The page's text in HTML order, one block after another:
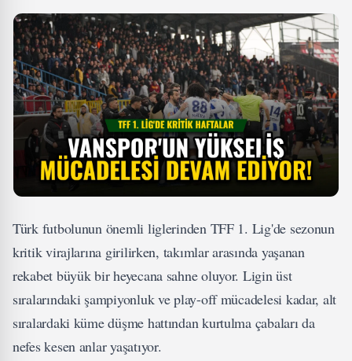
Türk futbolunun önemli liglerinden TFF 1. Lig'de sezonun
kritik virajlarına girilirken, takımlar arasında yaşanan
rekabet büyük bir heyecana sahne oluyor. Ligin üst
sıralarındaki şampiyonluk ve play-off mücadelesi kadar, alt
sıralardaki küme düşme hattından kurtulma çabaları da
nefes kesen anlar yaşatıyor.